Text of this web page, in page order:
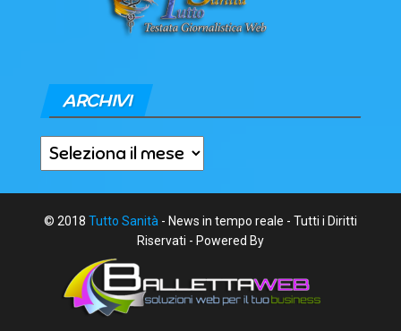
ARCHIVI
Archivi
© 2018 Tutto Sanità - News in tempo reale - Tutti i Diritti
Riservati - Powered By